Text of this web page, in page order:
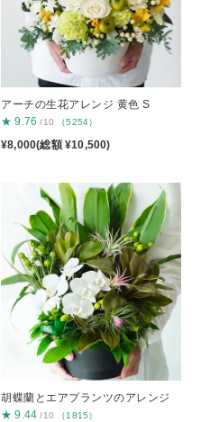
アーチの生花アレンジ 黄色 S
★ 9.76 /10 （5254）
¥8,000(総額 ¥10,500)
胡蝶蘭とエアプランツのアレンジ
★ 9.44 /10 （1815）